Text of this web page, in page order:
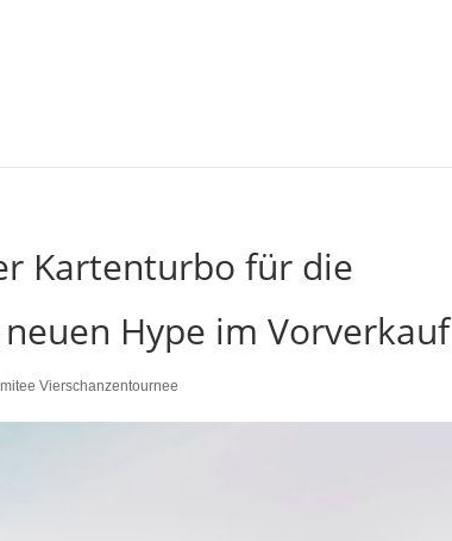
Kartenturbo für die
Hype im Vorverkauf
Vierschanzentournee